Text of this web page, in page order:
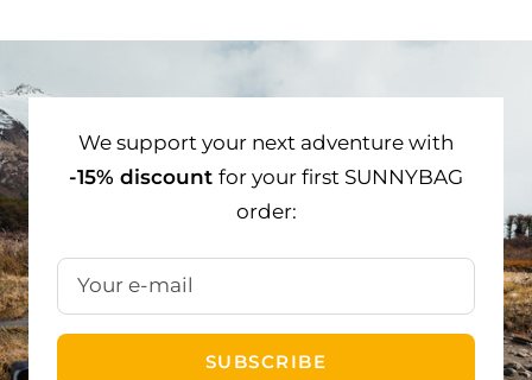
tototo
We support your next adventure with
-15% discount for your first SUNNYBAG
order:
Your e-mail
SUBSCRIBE